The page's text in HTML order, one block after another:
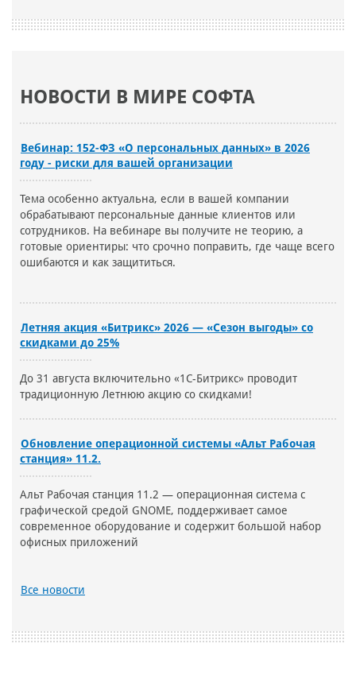
НОВОСТИ В МИРЕ СОФТА
Вебинар: 152-ФЗ «О персональных данных» в 2026
году - риски для вашей организации
Тема особенно актуальна, если в вашей компании
обрабатывают персональные данные клиентов или
сотрудников. На вебинаре вы получите не теорию, а
готовые ориентиры: что срочно поправить, где чаще всего
ошибаются и как защититься.
Летняя акция «Битрикс» 2026 — «Сезон выгоды» со
скидками до 25%
До 31 августа включительно «1С-Битрикс» проводит
традиционную Летнюю акцию со скидками!
Обновление операционной системы «Альт Рабочая
станция» 11.2.
Альт Рабочая станция 11.2 — операционная система с
графической средой GNOME, поддерживает самое
современное оборудование и содержит большой набор
офисных приложений
Все новости